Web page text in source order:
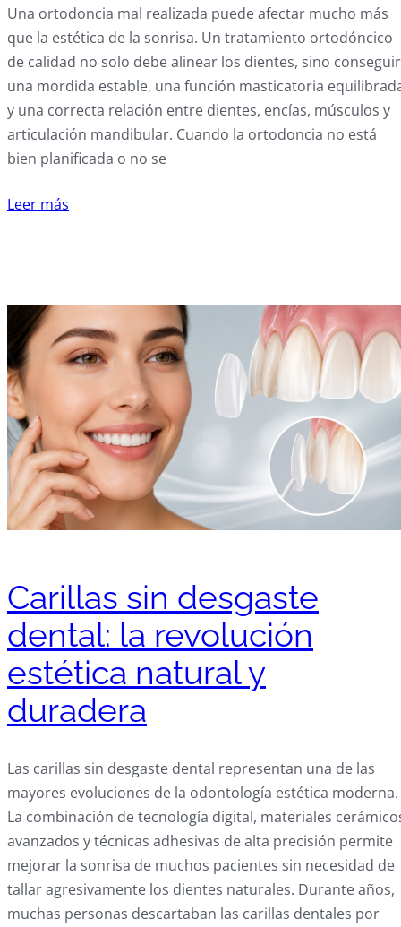
Una ortodoncia mal realizada puede afectar mucho más
que la estética de la sonrisa. Un tratamiento ortodóncico
de calidad no solo debe alinear los dientes, sino conseguir
una mordida estable, una función masticatoria
y una correcta relación entre dientes, encías, músculos y
articulación mandibular. Cuando la ortodoncia no está
bien planificada o no se
Leer más
Carillas sin desgaste
dental: la revolución
estética natural y
duradera
Las carillas sin desgaste dental representan una de las
mayores evoluciones de la odontología estética moderna.
La combinación de tecnología digital, materiales
avanzados y técnicas adhesivas de alta precisión permite
mejorar la sonrisa de muchos pacientes sin necesidad de
tallar agresivamente los dientes naturales. Durante años,
muchas personas descartaban las carillas dentales por